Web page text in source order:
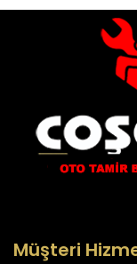
Müşteri